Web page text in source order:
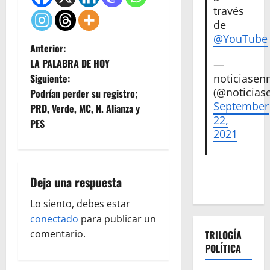
N
a
v
e
a
c
i
Anterior:
LA PALABRA DE HOY
Siguiente:
Podrían perder su registro;
PRD, Verde, MC, N. Alianza y
PES
Deja una respuesta
Lo siento, debes estar
conectado para publicar un
comentario.
través
de
@YouTube
—
September
22,
2021
TRILOGÍA
POLÍTICA